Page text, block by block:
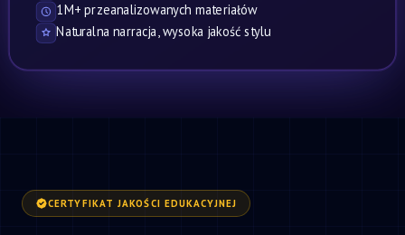
1M+ przeanalizowanych materiałów
Naturalna narracja, wysoka jakość stylu
CERTYFIKAT JAKOŚCI EDUKACYJNEJ